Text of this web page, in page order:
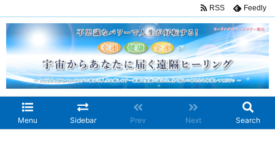
Menu Sidebar Prev Next Search
RSS Feedly